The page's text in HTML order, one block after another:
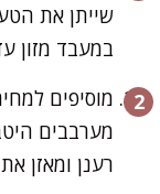
שייתן את
במעבד מזון
מוסיפים
מערבבים
רענן ומאזן